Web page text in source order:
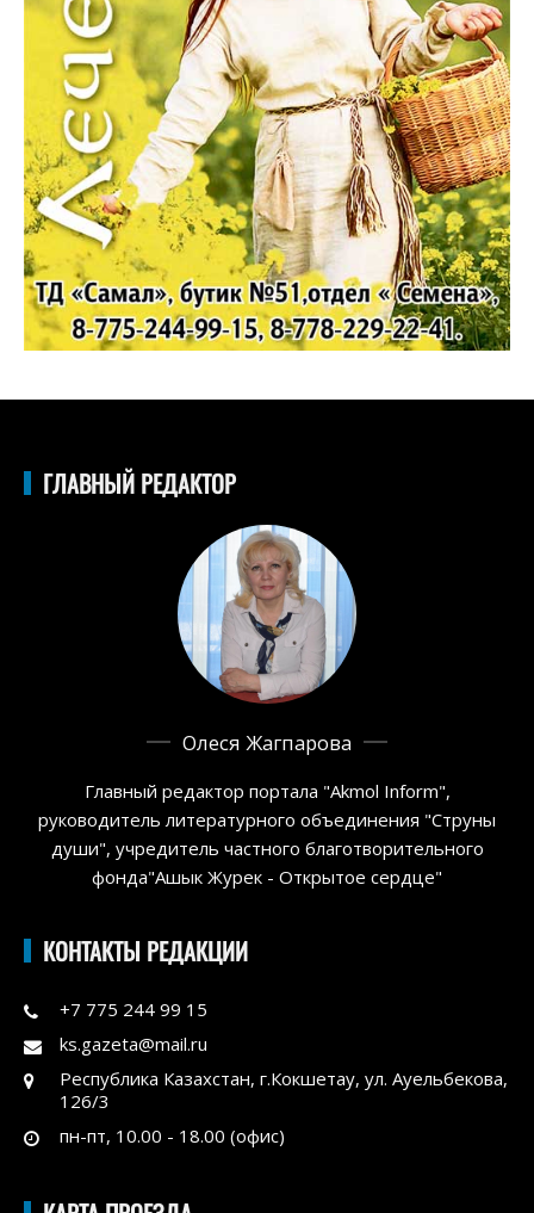
ГЛАВНЫЙ РЕДАКТОР
Олеся Жагпарова
Главный редактор портала "Akmol Inform",
руководитель литературного объединения "Струны
души", учредитель частного благотворительного
фонда"Ашык Журек - Открытое сердце"
КОНТАКТЫ РЕДАКЦИИ
+7 775 244 99 15
ks.gazeta@mail.ru
Республика Казахстан, г.Кокшетау, ул. Ауельбекова,
126/3
пн-пт, 10.00 - 18.00 (офис)